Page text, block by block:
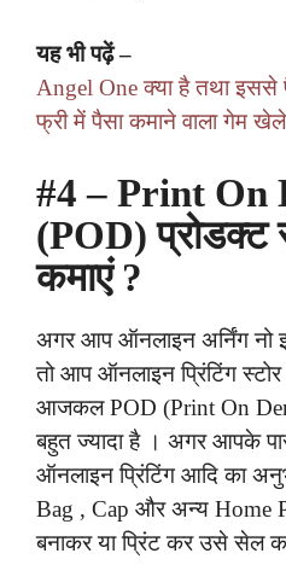
यह भी पढ़ें –
Angel One क्या है तथा
फ्री में पैसा कमाने वाला गेम
#4 – Print On
(POD)
कमाएं ?
अगर आप ऑनलाइन अर्निंग नो
तो आप ऑनलाइन प्रिंटिंग
आजकल POD (Print On
बहुत ज्यादा है । अगर आपके
ऑनलाइन प्रिंटिंग आदि का
Bag , Cap और अन्य Home
बनाकर या प्रिंट कर उसे सेल